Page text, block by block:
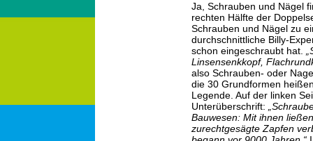
Ja, Schrauben und Nägel
rechten Hälfte der
Schrauben und Nägel zu
durchschnittliche Billy-
schon eingeschraubt hat.
Linsensenkkopf,
also Schrauben- oder
die 30 Grundformen
Legende. Auf der linken
Unterüberschrift:
Bauwesen: Mit ihnen
zurechtgesägte Zapfen